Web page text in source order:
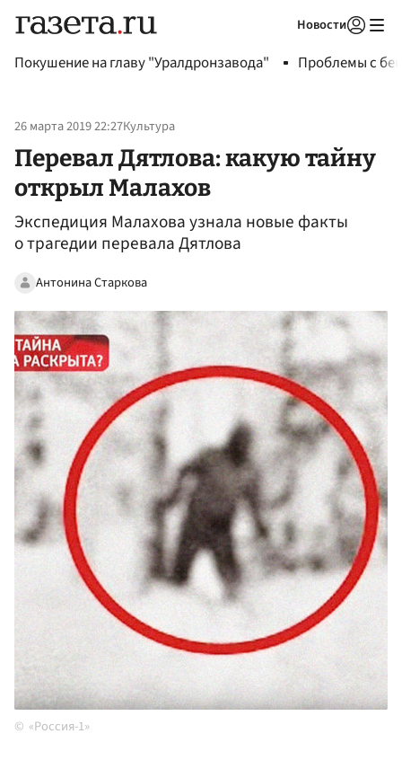
Новости
Покушение на главу "Уралдронзавода" Проблемы с
26 марта 2019 22:27Культура
Перевал Дятлова: какую тайну
открыл Малахов
Экспедиция Малахова узнала новые факты
о трагедии перевала Дятлова
Антонина Старкова
«Россия-1»